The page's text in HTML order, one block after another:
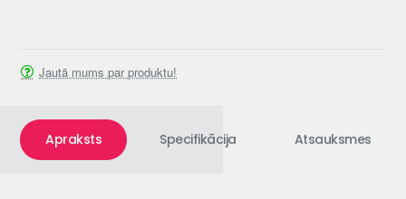
Jautā mums par produktu!
Apraksts Specifikācija Atsauksmes